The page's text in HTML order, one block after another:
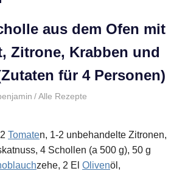
aus dem Ofen mit
Zitrone, Krabben und
für 4 Personen)
Alle Rezepte
Tomaten, 1-2 unbehandelte Zitronen,
4 Schollen (a 500 g), 50 g
zehe, 2 El Olivenöl,